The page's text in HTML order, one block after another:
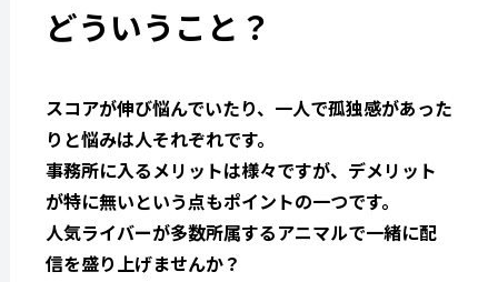
どういうこと？
スコアが伸び悩んでいたり、一人で孤独感があった
りと悩みは人それぞれです。
事務所に入るメリットは様々ですが、デメリット
が特に無いという点もポイントの一つです。
人気ライバーが多数所属するアニマルで一緒に配
信を盛り上げませんか？